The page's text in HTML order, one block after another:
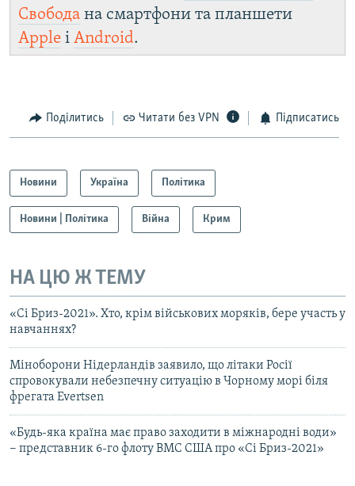
Свобода на смартфони та планшети
Apple і Android.
Поділитись Читати без VPN Підписатись
Новини Україна Політика
Новини | Політика Війна Крим
НА ЦЮ Ж ТЕМУ
«Сі Бриз-2021». Хто, крім військових моряків, бере участь у
навчаннях?
Міноборони Нідерландів заявило, що літаки Росії
спровокували небезпечну ситуацію в Чорному морі біля
фрегата Evertsen
«Будь-яка країна має право заходити в міжнародні води»
− представник 6-го флоту ВМС США про «Сі Бриз-2021»